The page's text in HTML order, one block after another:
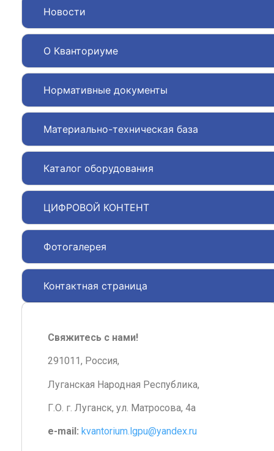
Новости
О Кванториуме
Нормативные документы
Материально-техническая база
Каталог оборудования
ЦИФРОВОЙ КОНТЕНТ
Фотогалерея
Контактная страница
Свяжитесь с нами!
291011, Россия,
Луганская Народная Республика,
Г.О. г. Луганск, ул. Матросова, 4а
e-mail: kvantorium.lgpu@yandex.ru